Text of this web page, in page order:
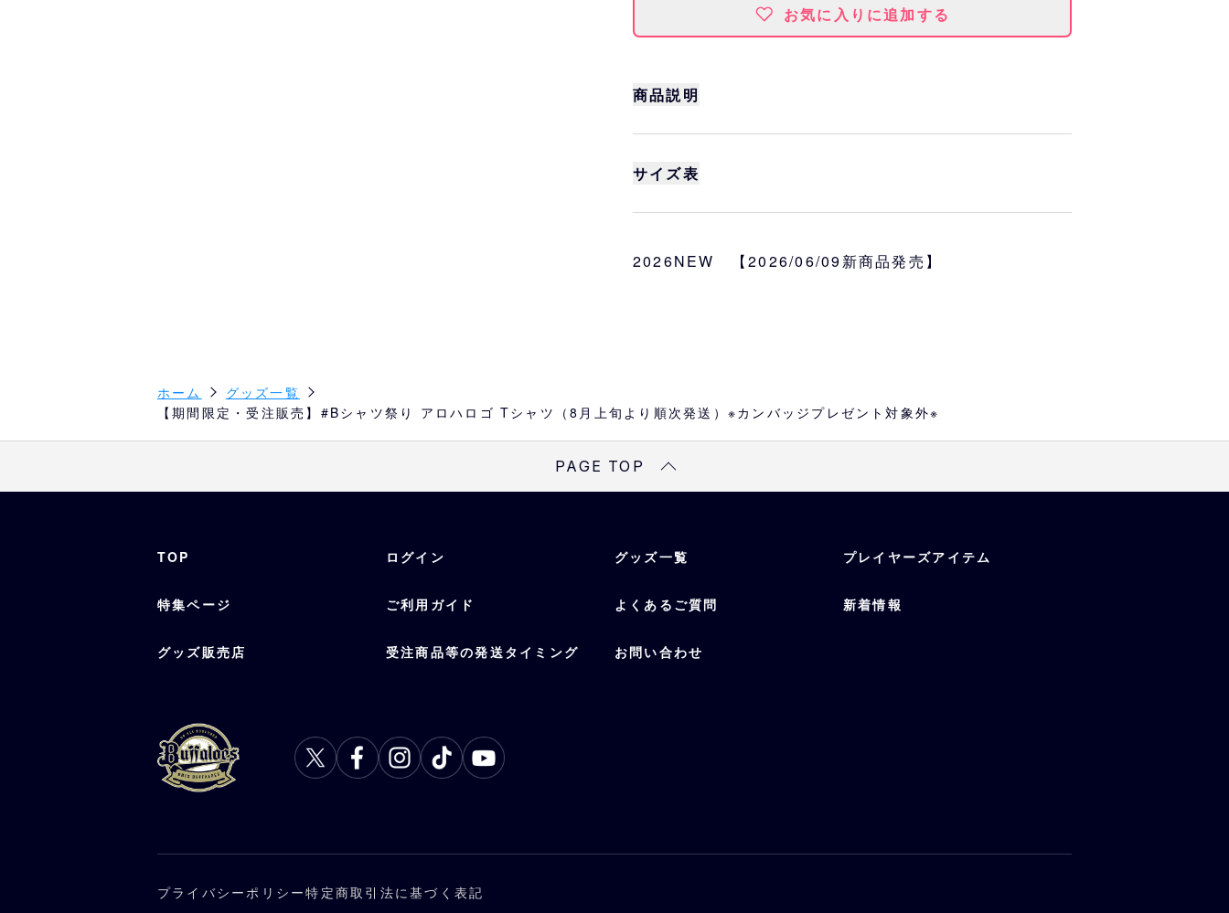
お気に入りに追加する
商品説明
サイズ
ネイビー
綿100％
サイズ表
S 66 49 44 19
※ サイズは目安になります
※ 商品によってはサイズが異なる場合もございますので、
2026NEW 【2026/06/09新商品発売】
ホーム
グッズ一覧
【期間限定・受注販売】#Bシャツ祭り アロハロゴ Tシャツ（8月上旬より順次発送）※カンバッジプレゼント対象外※
PAGE TOP
TOP ログイン グッズ一覧 プレイヤーズアイテム
特集ページ ご利用ガイド よくあるご質問 新着情報
グッズ販売店 受注商品等の発送タイミング お問い合わせ
プライバシーポリシー特定商取引法に基づく表記